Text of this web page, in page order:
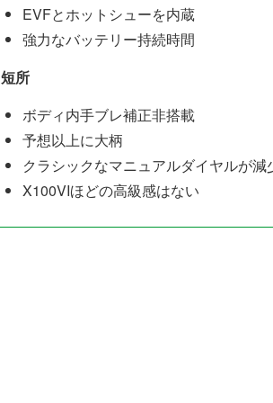
EVFとホットシューを内蔵
強力なバッテリー持続時間
短所
ボディ内手ブレ補正非搭載
予想以上に大柄
クラシックなマニュアルダイヤルが減
X100VIほどの高級感はない